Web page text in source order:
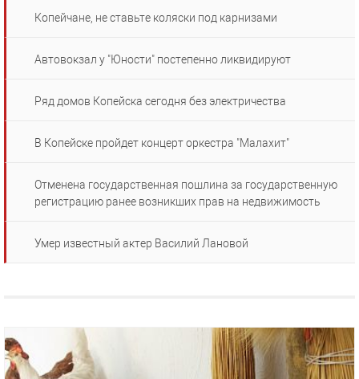
Копейчане, не ставьте коляски под карнизами
Автовокзал у "Юности" постепенно ликвидируют
Ряд домов Копейска сегодня без электричества
В Копейске пройдет концерт оркестра "Малахит"
Отменена государственная пошлина за государственную
регистрацию ранее возникших прав на недвижимость
Умер известный актер Василий Лановой